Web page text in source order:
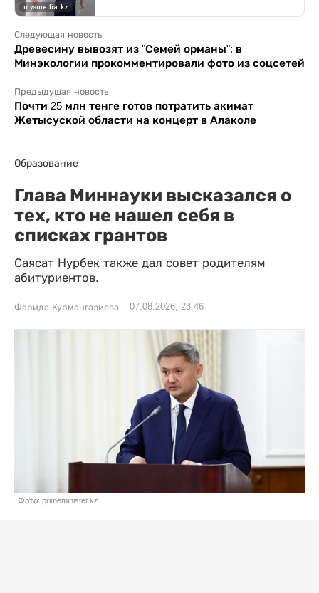
Следующая новость
Древесину вывозят из "Семей орманы": в
Минэкологии прокомментировали фото из соцсетей
Предыдущая новость
Почти 25 млн тенге готов потратить акимат
Жетысуской области на концерт в Алаколе
Образование
Глава Миннауки высказался о
тех, кто не нашел себя в
списках грантов
Саясат Нурбек также дал совет родителям
абитуриентов.
Фарида Курмангалиева 07.08.2026, 23:46
Фото: primeminister.kz